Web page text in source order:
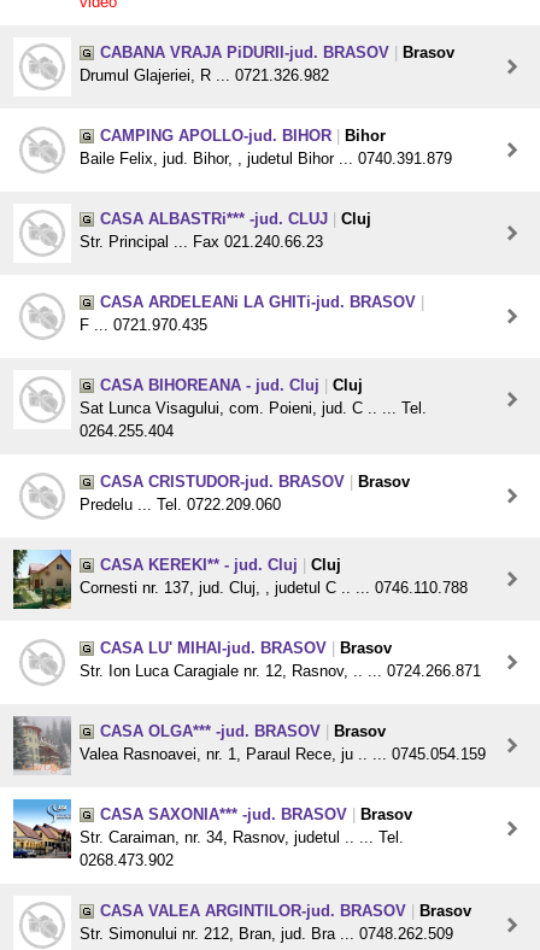
CABANA VRAJA PiDURII-jud. BRASOV
Brasov
Drumul Glajeriei, R ... 0721.326.982
CAMPING APOLLO-jud. BIHOR
Bihor
Baile Felix, jud. Bihor, , judetul Bihor ... 0740.391.879
CASA ALBASTRi*** -jud. CLUJ
Cluj
Str. Principal ... Fax 021.240.66.23
CASA ARDELEANi LA GHITi-jud. BRASOV
F ... 0721.970.435
CASA BIHOREANA - jud. Cluj
Cluj
Sat Lunca Visagului, com. Poieni, jud. C .. ... Tel.
0264.255.404
CASA CRISTUDOR-jud. BRASOV
Brasov
Predelu ... Tel. 0722.209.060
CASA KEREKI** - jud. Cluj
Cluj
Cornesti nr. 137, jud. Cluj, , judetul C .. ... 0746.110.788
CASA LU' MIHAI-jud. BRASOV
Brasov
Str. Ion Luca Caragiale nr. 12, Rasnov, .. ... 0724.266.871
CASA OLGA*** -jud. BRASOV
Brasov
Valea Rasnoavei, nr. 1, Paraul Rece, ju .. ... 0745.054.159
CASA SAXONIA*** -jud. BRASOV
Brasov
Str. Caraiman, nr. 34, Rasnov, judetul .. ... Tel.
0268.473.902
CASA VALEA ARGINTILOR-jud. BRASOV
Brasov
Str. Simonului nr. 212, Bran, jud. Bra ... 0748.262.509